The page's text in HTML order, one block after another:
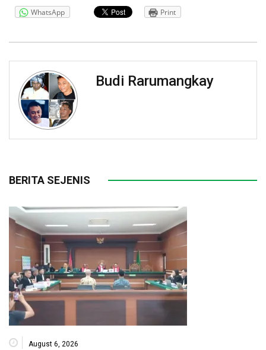
WhatsApp Print
Budi Rarumangkay
BERITA SEJENIS
August 6, 2026